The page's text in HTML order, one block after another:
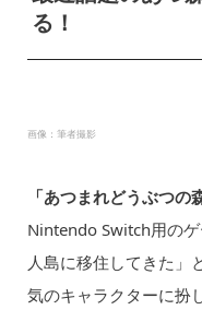
る！
画像：筆者撮影
「あつまれどうぶつの
Nintendo Switch用の
人島に移住してきた」
気のキャラクターに扮